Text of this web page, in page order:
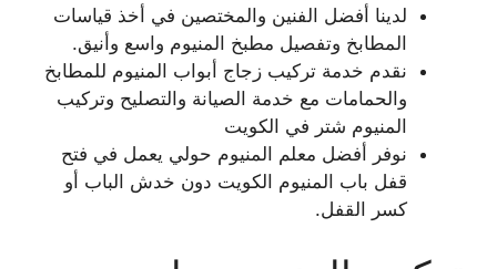
لدينا أفضل الفنين والمختصين في أخذ قياسات
المطابخ وتفصيل مطبخ المنيوم واسع وأنيق.
نقدم خدمة تركيب زجاج أبواب المنيوم للمطابخ
والحمامات مع خدمة الصيانة والتصليح وتركيب
المنيوم شتر في الكويت
نوفر أفضل معلم المنيوم حولي يعمل في فتح
قفل باب المنيوم الكويت دون خدش الباب أو
كسر القفل.